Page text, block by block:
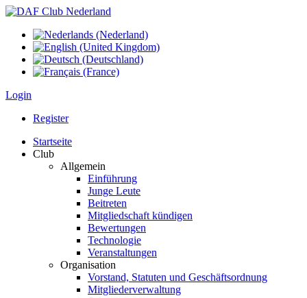
Login
Register
Startseite
Club
Allgemein
Einführung
Junge Leute
Beitreten
Mitgliedschaft kündigen
Bewertungen
Technologie
Veranstaltungen
Organisation
Vorstand, Statuten und Geschäftsordnung
Mitgliederverwaltung